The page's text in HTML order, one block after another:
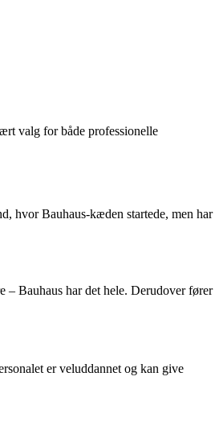
valg for både professionelle
hvor Bauhaus-kæden startede, men har
Bauhaus har det hele. Derudover fører
er veluddannet og kan give